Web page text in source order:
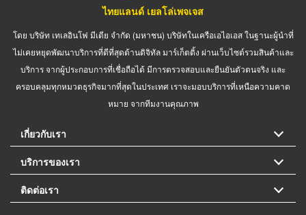
ไทยแลนด์ เยลโล่เพจเจส
โดย บริษัท เทเลอินโฟ มีเดีย จำกัด (มหาชน) บริษัทในเครือเอไอเอส ในฐานะผู้นำที่
ไม่เคยหยุดพัฒนาบริการที่ดีที่สุดด้านดิจิทัล มาร์เก็ตติ้ง ผ่านเว็บไซต์รวมสินค้าและ
บริการ จากผู้ประกอบการที่เชื่อถือได้ มีการตรวจสอบและยืนยันตัวตนจริง และ
ครอบคลุมทุกหมวดธุรกิจมากที่สุดในประเทศ เราจะมอบบริการที่เหนือความคาด
หมาย จากทีมงานคุณภาพ
เกี่ยวกับเรา
บริการของเรา
ติดต่อเรา